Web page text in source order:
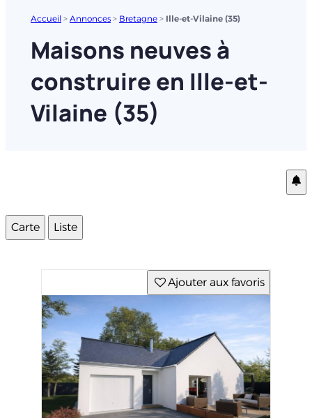
Accueil > Annonces > Bretagne > Ille-et-Vilaine (35)
Maisons neuves à
construire en Ille-et-
Vilaine (35)
Carte Liste
Ajouter aux favoris